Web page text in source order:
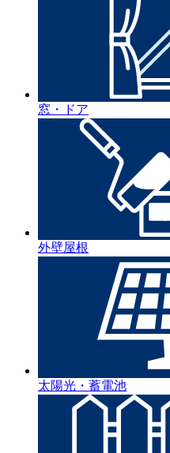
窓・ドア
外壁屋根
太陽光・蓄電池